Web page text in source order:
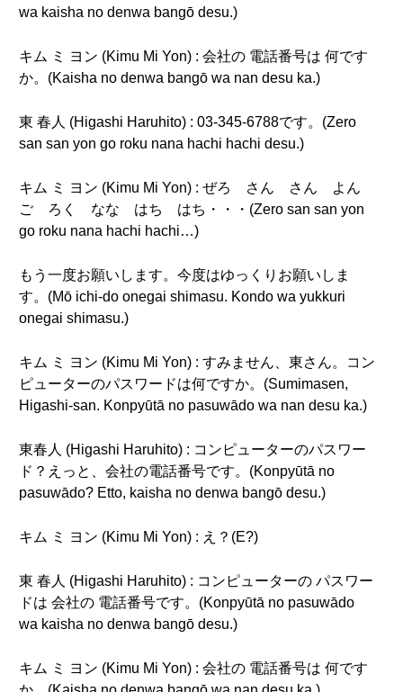
wa kaisha no denwa bangō desu.)
キム ミ ヨン (Kimu Mi Yon) : 会社の 電話番号は 何です
か。(Kaisha no denwa bangō wa nan desu ka.)
東 春人 (Higashi Haruhito) : 03-345-6788です。(Zero
san san yon go roku nana hachi hachi desu.)
キム ミ ヨン (Kimu Mi Yon) : ぜろ さん さん よん
ご ろく なな はち はち・・・(Zero san san yon
go roku nana hachi hachi…)
もう一度お願いします。今度はゆっくりお願いしま
す。(Mō ichi-do onegai shimasu. Kondo wa yukkuri
onegai shimasu.)
キム ミ ヨン (Kimu Mi Yon) : すみません、東さん。コン
ピューターのパスワードは何ですか。(Sumimasen,
Higashi-san. Konpyūtā no pasuwādo wa nan desu ka.)
東春人 (Higashi Haruhito) : コンピューターのパスワー
ド？えっと、会社の電話番号です。(Konpyūtā no
pasuwādo? Etto, kaisha no denwa bangō desu.)
キム ミ ヨン (Kimu Mi Yon) : え？(E?)
東 春人 (Higashi Haruhito) : コンピューターの パスワー
ドは 会社の 電話番号です。(Konpyūtā no pasuwādo
wa kaisha no denwa bangō desu.)
キム ミ ヨン (Kimu Mi Yon) : 会社の 電話番号は 何です